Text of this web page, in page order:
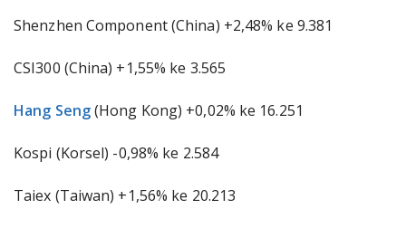
Shenzhen Component (China) +2,48% ke 9.381
CSI300 (China) +1,55% ke 3.565
Hang Seng(Hong Kong) +0,02% ke 16.251
Kospi (Korsel) -0,98% ke 2.584
Taiex (Taiwan) +1,56% ke 20.213